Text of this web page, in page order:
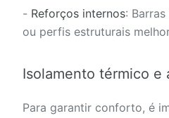
- Reforços internos:
ou perfis estruturais
Isolamento térmico e
Para garantir conforto, é